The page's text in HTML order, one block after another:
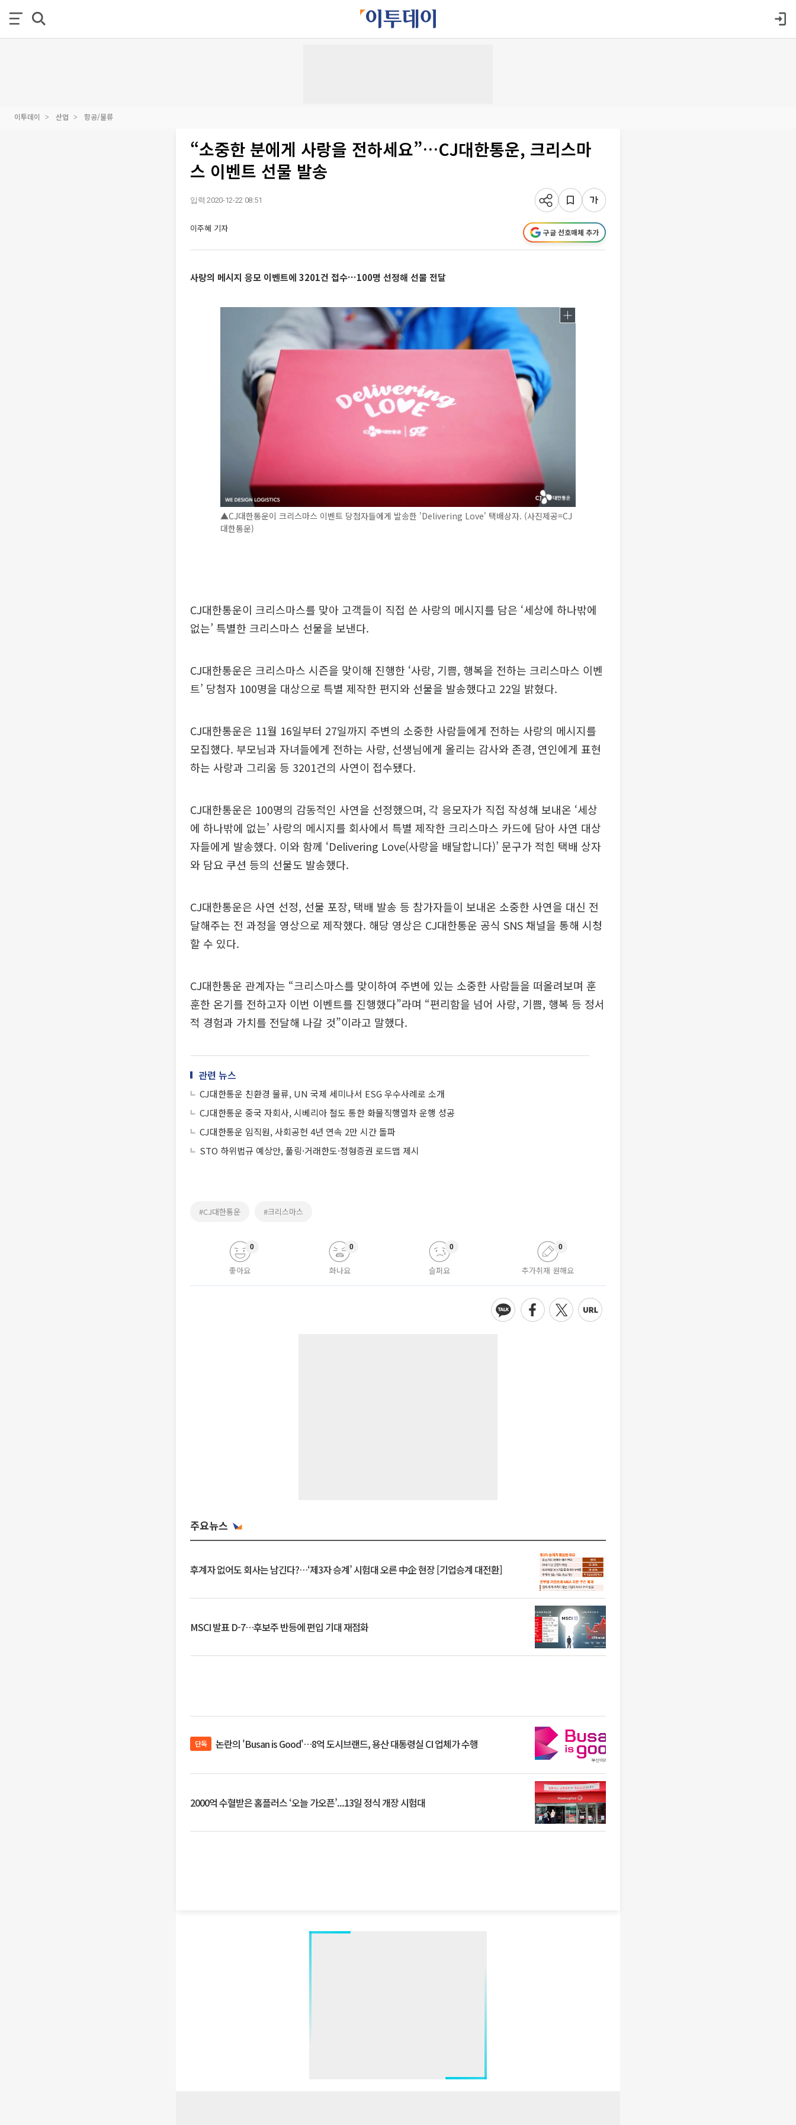
이투데이 산업 항공/물류
“소중한 분에게 사랑을 전하세요”…CJ대한통운, 크리스마
스 이벤트 선물 발송
입력 2020-12-22 08:51
이주혜 기자 구글 선호매체 추가
사랑의 메시지 응모 이벤트에 3201건 접수…100명 선정해 선물 전달
▲CJ대한통운이 크리스마스 이벤트 당첨자들에게 발송한 'Delivering Love' 택배상자. (사진제공=CJ
대한통운)
CJ대한통운이 크리스마스를 맞아 고객들이 직접 쓴 사랑의 메시지를 담은 ‘세상에 하나밖에
없는’ 특별한 크리스마스 선물을 보낸다.
CJ대한통운은 크리스마스 시즌을 맞이해 진행한 ‘사랑, 기쁨, 행복을 전하는 크리스마스 이벤
트’ 당첨자 100명을 대상으로 특별 제작한 편지와 선물을 발송했다고 22일 밝혔다.
CJ대한통운은 11월 16일부터 27일까지 주변의 소중한 사람들에게 전하는 사랑의 메시지를
모집했다. 부모님과 자녀들에게 전하는 사랑, 선생님에게 올리는 감사와 존경, 연인에게 표현
하는 사랑과 그리움 등 3201건의 사연이 접수됐다.
CJ대한통운은 100명의 감동적인 사연을 선정했으며, 각 응모자가 직접 작성해 보내온 ‘세상
에 하나밖에 없는’ 사랑의 메시지를 회사에서 특별 제작한 크리스마스 카드에 담아 사연 대상
자들에게 발송했다. 이와 함께 ‘Delivering Love(사랑을 배달합니다)’ 문구가 적힌 택배 상자
와 담요 쿠션 등의 선물도 발송했다.
CJ대한통운은 사연 선정, 선물 포장, 택배 발송 등 참가자들이 보내온 소중한 사연을 대신 전
달해주는 전 과정을 영상으로 제작했다. 해당 영상은 CJ대한통운 공식 SNS 채널을 통해 시청
할 수 있다.
CJ대한통운 관계자는 “크리스마스를 맞이하여 주변에 있는 소중한 사람들을 떠올려보며 훈
훈한 온기를 전하고자 이번 이벤트를 진행했다”라며 “편리함을 넘어 사랑, 기쁨, 행복 등 정서
적 경험과 가치를 전달해 나갈 것”이라고 말했다.
관련 뉴스
CJ대한통운 친환경 물류, UN 국제 세미나서 ESG 우수사례로 소개
CJ대한통운 중국 자회사, 시베리아 철도 통한 화물직행열차 운행 성공
CJ대한통운 임직원, 사회공헌 4년 연속 2만 시간 돌파
STO 하위법규 예상안, 풀링·거래한도·정형증권 로드맵 제시
#CJ대한통운 #크리스마스
좋아요
0
화나요
0
슬퍼요
0
추가취재 원해요
0
주요뉴스
후계자 없어도 회사는 남긴다?…‘제3자 승계’ 시험대 오른 中企 현장 [기업승계 대전환]
MSCI 발표 D-7…후보주 반등에 편입 기대 재점화
단독 논란의 'Busan is Good'…8억 도시브랜드, 용산 대통령실 CI 업체가 수행
2000억 수혈받은 홈플러스 ‘오늘 가오픈’...13일 정식 개장 시험대